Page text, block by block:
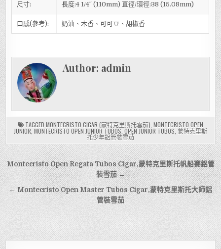
尺寸: 長度:4 1/4″ (110mm) 直徑/環徑:38 (15.08mm)
口感(參考): 奶油、木香、可可豆、胡椒香
Author: admin
TAGGED MONTECRISTO CIGAR (蒙特克里斯托雪茄) MONTECRISTO OPEN
JUNIOR MONTECRISTO OPEN JUNIOR TUBOS OPEN JUNIOR TUBOS 蒙特克里斯
托少年鋁管裝雪茄
文
章
導
覽
Montecristo Open Regata Tubos Cigar,蒙特克里斯托帆船賽鋁管
裝雪茄 →
← Montecristo Open Master Tubos Cigar,蒙特克里斯托大師鋁
管裝雪茄